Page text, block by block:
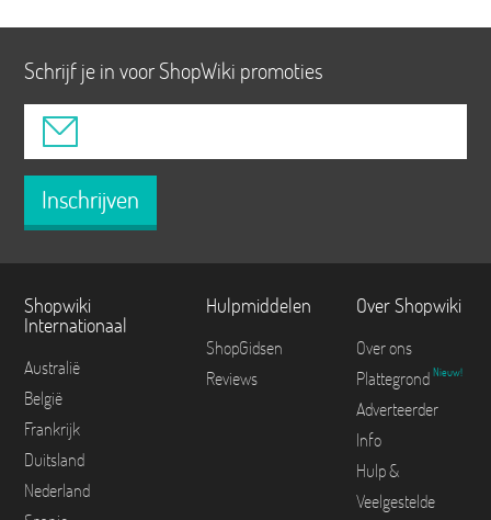
Schrijf je in voor ShopWiki promoties
Inschrijven
Shopwiki
Internationaal
Australië
België
Frankrijk
Duitsland
Nederland
Hulpmiddelen
ShopGidsen
Reviews
Over Shopwiki
Over ons
Plattegrond Nieuw!
Adverteerder
Info
Hulp &
Veelgestelde